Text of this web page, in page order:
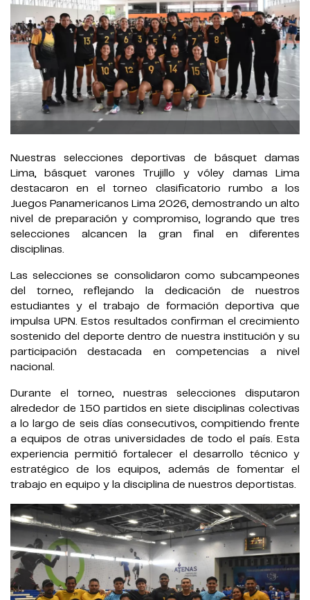
Nuestras selecciones deportivas de básquet damas
Lima, básquet varones Trujillo y vóley damas Lima
destacaron en el torneo clasificatorio rumbo a los
Juegos Panamericanos Lima 2026, demostrando un alto
nivel de preparación y compromiso, logrando que tres
selecciones alcancen la gran final en diferentes
disciplinas.
Las selecciones se consolidaron como subcampeones
del torneo, reflejando la dedicación de nuestros
estudiantes y el trabajo de formación deportiva que
impulsa UPN. Estos resultados confirman el crecimiento
sostenido del deporte dentro de nuestra institución y su
participación destacada en competencias a nivel
nacional.
Durante el torneo, nuestras selecciones disputaron
alrededor de 150 partidos en siete disciplinas colectivas
a lo largo de seis días consecutivos, compitiendo frente
a equipos de otras universidades de todo el país. Esta
experiencia permitió fortalecer el desarrollo técnico y
estratégico de los equipos, además de fomentar el
trabajo en equipo y la disciplina de nuestros deportistas.